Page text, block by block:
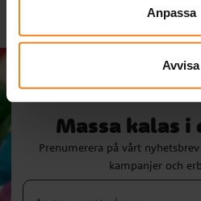
Anpassa
Avvisa
Massa kalas
Prenumerera på vårt
kampanjer och